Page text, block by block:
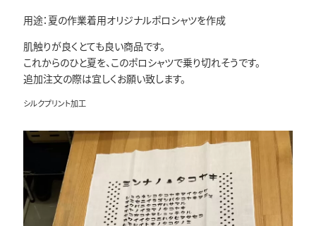
用途：夏の作業着用オリジナルポロシャツを作成
肌触りが良くとても良い商品です。
これからのひと夏を、このポロシャツで乗り切れそうです。
追加注文の際は宜しくお願い致します。
シルクプリント加工